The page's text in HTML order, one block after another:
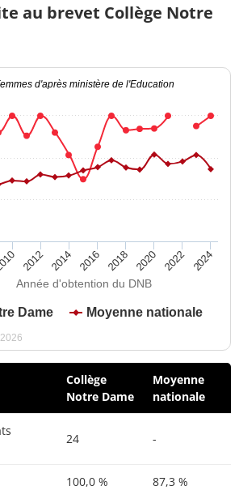
au brevet Collège Notre
Année d'obtention du DNB
d'après ministère de l'Education
Dame Moyenne nationale
2012 2014 2016 2018 2020 2022 2024
Collège
Notre Dame
Moyenne
nationale
24 -
100,0 % 87,3 %